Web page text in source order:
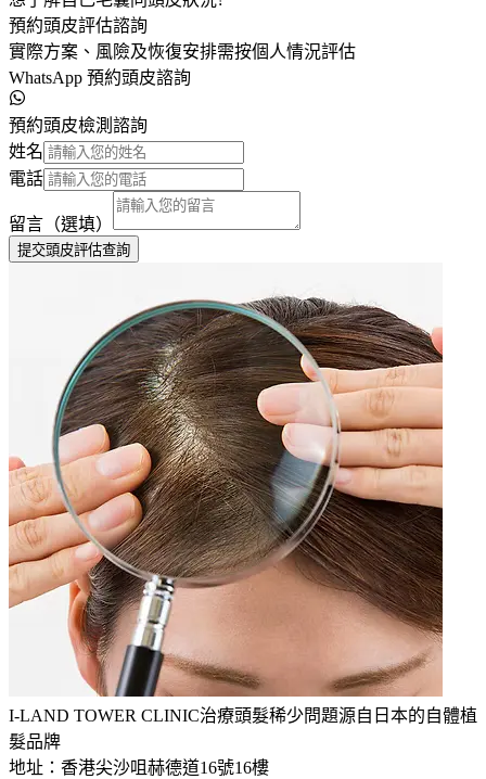
預約頭皮評估諮詢
實際方案、風險及恢復安排需按個人情況評估
WhatsApp 預約頭皮諮詢
預約頭皮檢測諮詢
姓名
電話
留言（選填）
提交頭皮評估查詢
I-LAND TOWER CLINIC治療頭髮稀少問題源自日本的自體植
髮品牌
地址：香港尖沙咀赫德道16號16樓